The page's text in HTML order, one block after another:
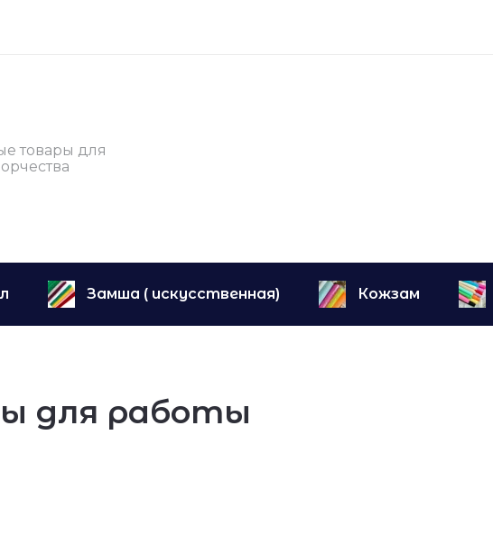
товары для
Замша ( искусственная) Кожзам
для работы